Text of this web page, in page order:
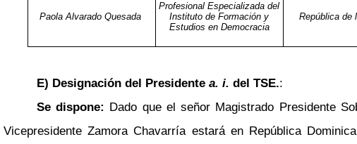
Paola Alvarado Quesada
Profesional Especializada del
Instituto de Formación y
Estudios en Democracia
República de
E) Designación del Presidente a. i. del TSE.:
Se dispone: Dado que el señor Magistrado Presidente
Vicepresidente Zamora Chavarría estará en República